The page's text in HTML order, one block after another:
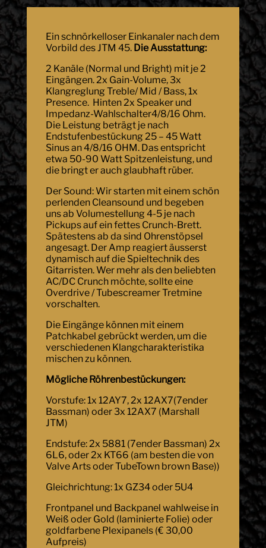
Ein schnörkelloser Einkanaler nach dem
Vorbild des JTM 45. Die Ausstattung:
2 Kanäle (Normal und Bright) mit je 2
Eingängen. 2x Gain-Volume, 3x
Klangreglung Treble/ Mid / Bass, 1x
Presence. Hinten 2x Speaker und
Impedanz-Wahlschalter4/8/16 Ohm.
Die Leistung beträgt je nach
Endstufenbestückung 25 – 45 Watt
Sinus an 4/8/16 OHM. Das entspricht
etwa 50-90 Watt Spitzenleistung, und
die bringt er auch glaubhaft rüber.
Der Sound: Wir starten mit einem schön
perlenden Cleansound und begeben
uns ab Volumestellung 4-5 je nach
Pickups auf ein fettes Crunch-Brett.
Spätestens ab da sind Ohrenstöpsel
angesagt. Der Amp reagiert äusserst
dynamisch auf die Spieltechnik des
Gitarristen. Wer mehr als den beliebten
AC/DC Crunch möchte, sollte eine
Overdrive / Tubescreamer Tretmine
vorschalten.
Die Eingänge können mit einem
Patchkabel gebrückt werden, um die
verschiedenen Klangcharakteristika
mischen zu können.
Mögliche Röhrenbestückungen:
Vorstufe: 1x 12AY7, 2x 12AX7(7ender
Bassman) oder 3x 12AX7 (Marshall
JTM)
Endstufe: 2x 5881 (7ender Bassman) 2x
6L6, oder 2x KT66 (am besten die von
Valve Arts oder TubeTown brown Base))
Gleichrichtung: 1x GZ34 oder 5U4
Frontpanel und Backpanel wahlweise in
Weiß oder Gold (laminierte Folie) oder
goldfarbene Plexipanels (€ 30,00
Aufpreis)